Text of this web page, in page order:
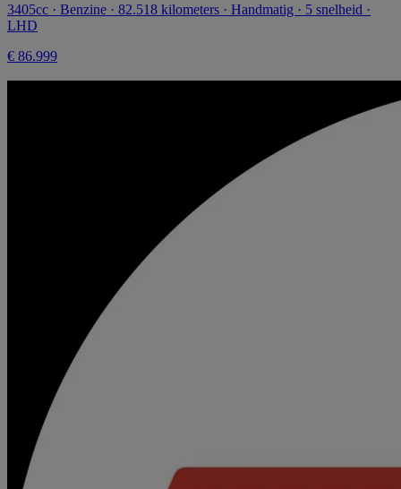
3405cc · Benzine · 82.518 kilometers · Handmatig · 5 snelheid ·
LHD
€ 86.999